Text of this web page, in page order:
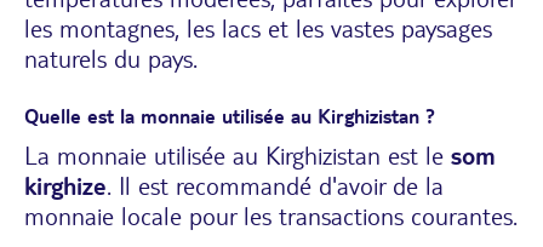
les montagnes, les lacs et les vastes paysages
naturels du pays.
Quelle est la monnaie utilisée au Kirghizistan ?
La monnaie utilisée au Kirghizistan est le som
kirghize. Il est recommandé d'avoir de la
monnaie locale pour les transactions courantes.